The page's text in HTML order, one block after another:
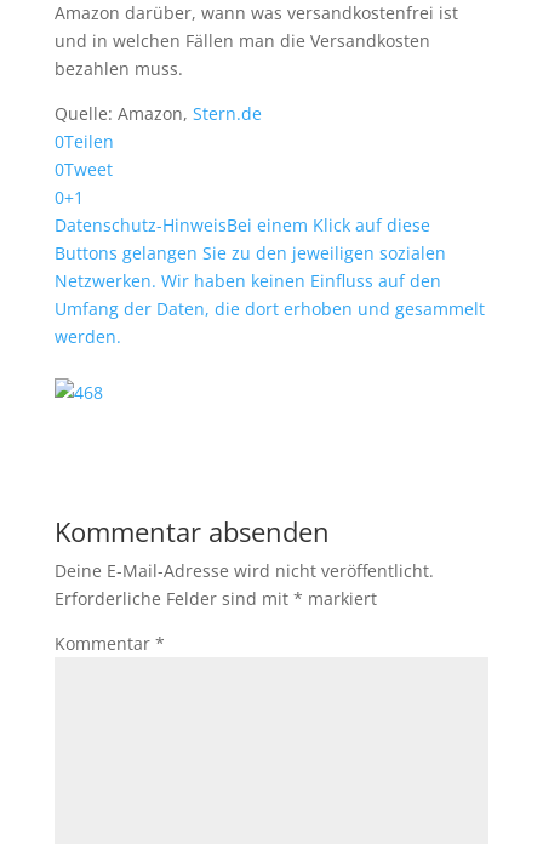
Amazon darüber, wann was versandkostenfrei ist
und in welchen Fällen man die Versandkosten
bezahlen muss.
Quelle: Amazon, Stern.de
0Teilen
0Tweet
0+1
Datenschutz-HinweisBei einem Klick auf diese
Buttons gelangen Sie zu den jeweiligen sozialen
Netzwerken. Wir haben keinen Einfluss auf den
Umfang der Daten, die dort erhoben und gesammelt
werden.
Kommentar absenden
Deine E-Mail-Adresse wird nicht veröffentlicht.
Erforderliche Felder sind mit * markiert
Kommentar *